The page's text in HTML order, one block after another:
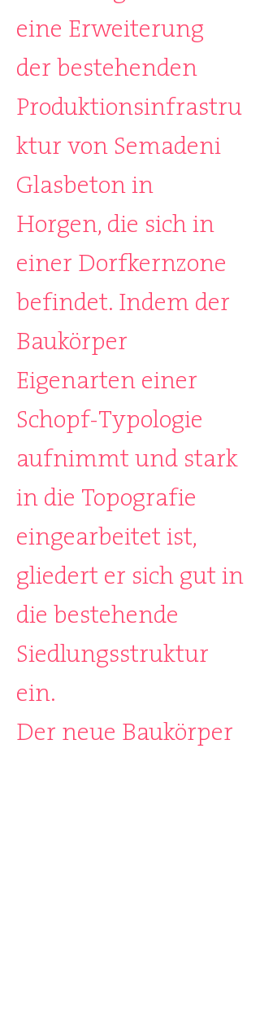
eine Erweiterung
der bestehenden
Produktionsinfrastru
ktur von Semadeni
Glasbeton in
Horgen, die sich in
einer Dorfkernzone
befindet. Indem der
Baukörper
Eigenarten einer
Schopf-Typologie
aufnimmt und stark
in die Topografie
eingearbeitet ist,
gliedert er sich gut in
die bestehende
Siedlungsstruktur
ein.
Der neue Baukörper